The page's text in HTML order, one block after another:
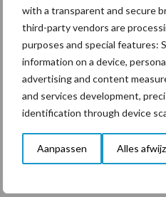
with a transparent and secure
third-party vendors are
purposes and special features:
information on a device,
advertising and content
and services development,
identification through device
Aanpassen Alles
Mastitis
Toon